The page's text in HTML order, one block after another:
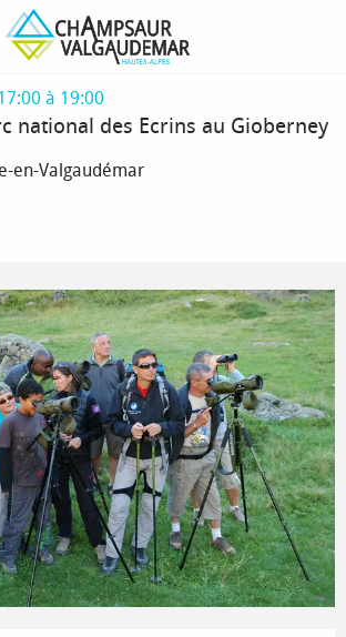
Rdv avec le Parc national des Ecrins au Gioberney
à 19:00
national des Ecrins au Gioberney
en-Valgaudémar